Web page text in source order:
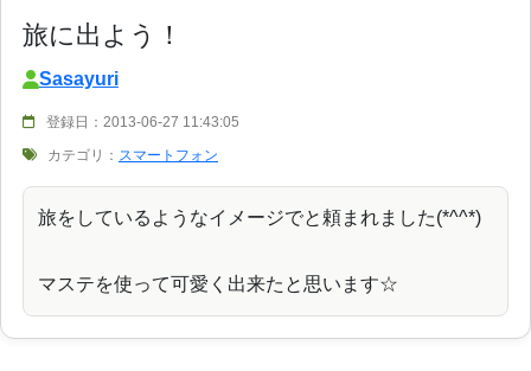
旅に出よう！
Sasayuri
登録日：2013-06-27 11:43:05
カテゴリ： スマートフォン
旅をしているようなイメージでと頼まれました(*^^*)
マステを使って可愛く出来たと思います☆